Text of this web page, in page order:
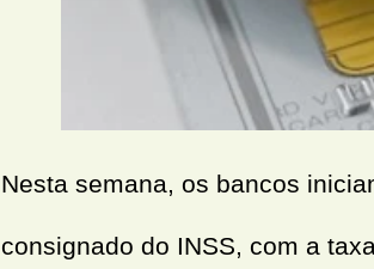
Nesta semana, os bancos
consignado do INSS, com a